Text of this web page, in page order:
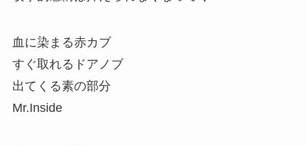
血に染まる赤カブ
すぐ取れるドアノブ
出てくる素の部分
Mr.Inside